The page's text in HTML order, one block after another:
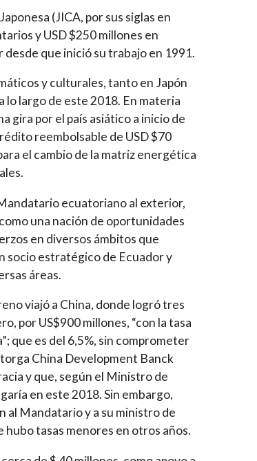
(JICA, por sus siglas en
y USD $250 millones en
que inició su trabajo en 1991.
y culturales, tanto en Japón
lo largo de este 2018. En materia
gira por el país asiático a inicio de
reembolsable de USD $70
el cambio de la matriz energética
ecuatoriano al exterior,
una nación de oportunidades
en diversos ámbitos que
socio estratégico de Ecuador y
áreas.
viajó a China, donde logró tres
por US$900 millones, “con la tasa
que es del 6,5%, sin comprometer
China Development Banck
y que, según el Ministro de
en este 2018. Sin embargo,
Mandatario y a su ministro de
tasas menores en otros años.